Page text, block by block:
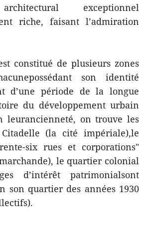
exceptionnel
riche, faisant l’admiration
constitué de plusieurs zones
son identité
d’une période de la longue
du développement urbain
leurancienneté, on trouve les
(la cité impériale),le
six rues et corporations"
le quartier colonial
d’intérêt patrimonialsont
son quartier des années 1930